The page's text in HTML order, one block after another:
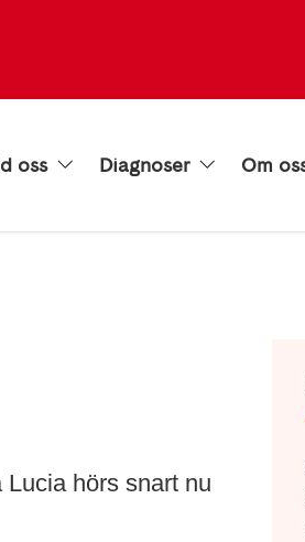
oss Diagnoser Om
hörs snart nu